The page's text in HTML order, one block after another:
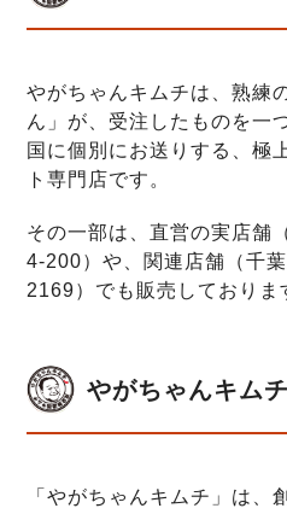
やがちゃんキムチは、熟練
ん」が、受注したものを一
国に個別にお送りする、極
ト専門店です。
その一部は、直営の実店舗
4-200）や、関連店舗（千
2169）でも販売しておりま
やがちゃんキム
「やがちゃんキムチ」は、